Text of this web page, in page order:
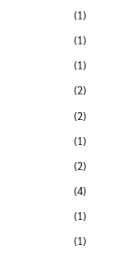
(1)
(1)
(1)
(2)
(2)
(1)
(2)
(4)
(1)
(1)